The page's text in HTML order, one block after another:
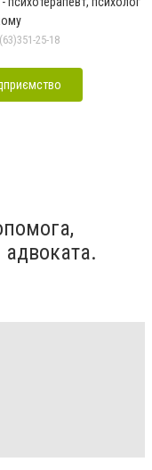
25-18
адвоката.